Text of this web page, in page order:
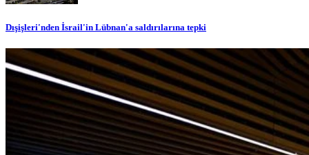
Dışişleri'nden İsrail'in Lübnan'a saldırılarına tepki